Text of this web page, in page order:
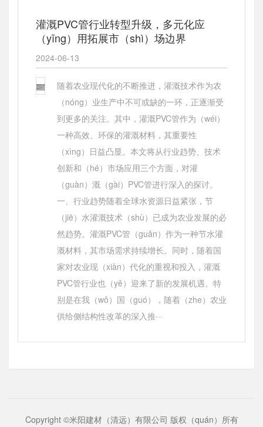
灌溉PVC管行业转型升级，多元化应
（yīng）用拓展市（shì）场边界
2024-06-13
随着农业现代化的不断推进，灌溉技术作为农
（nóng）业生产中不可或缺的一环，正逐渐受
到更多的关注。其中，灌溉PVC管作为（wéi）
一种高效、环保的灌溉材料，其重要性
（xìng）日益凸显。本文将从行业趋势、技术
创新和（hé）市场应用三个方面，对灌
（guàn）溉（gài）PVC管进行深入的探讨。
一、行业趋势随着全球水资源日益紧张，节
（jiē）水灌溉技术（shù）已成为农业发展的必
然趋势。灌溉PVC管（guǎn）作为一种节水灌
溉材料，其市场需求持续增长。同时，随着国
家对农业现（xiàn）代化的重视和投入，灌溉
PVC管行业也（yě）迎来了新的发展机遇。特
别是在我（wǒ）国（guó），随着（zhe）农业
供给侧结构性改革的深入推···
Copyright ©米阳建材（清远）有限公司 版权（quán）所有